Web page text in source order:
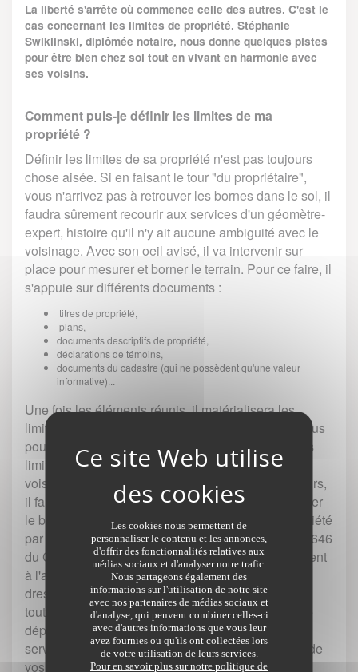
La liberté s'arrête où commence celle des autres. C'est le
cas concernant les limites de propriété. Stéphanie
Swiklinski, diplômée notaire, nous donne quelques pistes
pour être bien chez soi tout en vivant en harmonie avec
ses voisins.
Comment puis-je définir les limites de ma
propriété ?
Définir les limites de sa propriété n'est pas toujours
chose aisée. Si en faisant le tour "du propriétaire",
vous n'arrivez pas à retrouver les bornes dans le sol, il
faudra sûrement recourir aux services d'un géomètre-
expert, histoire qu'il n'y ait aucune ambiguité avec le
voisinage. Avec son oeil avisé, il va intervenir sur
place pour mesurer et borner le terrain. Pour ce faire, il
s'appuie sur différents documents :
titres de propriété,
plans,
documents descriptifs de propriété,
déclarations de témoins,
documents du cadastre (qui ne possèdent qu'une valeur
informative)...
Une fois les éléments réunis, il matérialisera les
limites de votre propriété en posant des bornes. Vous
pourrez ainsi clôturer votre terrain en respectant les
limites définies. L'idéal est de s'entendre avec le
voisin pour partager les frais de bornage. Par ailleurs,
il faut savoir que tout propriétaire est en droit d'exiger
le bornage de sa parcelle afin de délimiter sa propriété
par rapport aux propriétés voisines attenantes (art. 646
du Code civil). Cette délimitation se fait généralement
à l'amiable. Il suffit de s'adresser à un géomètre qui
dressera un procès-verbal de bornage signé par
toutes les parties concernées. Celui-ci sera ensuite
déposé chez le notaire en vue d'une publication au
service de la publicité foncière. Si un ou plusieurs de
vos voisins refusent de signer, vous n'aurez d'autre
Les cookies nous permettent de
personnaliser le contenu et les annonces,
d'offrir des fonctionnalités relatives aux
médias sociaux et d'analyser notre trafic.
Nous partageons également des
informations sur l'utilisation de notre site
avec nos partenaires de médias sociaux et
d'analyse, qui peuvent combiner celles-ci
avec d'autres informations que vous leur
avez fournies ou qu'ils ont collectées lors
de votre utilisation de leurs services.
Pour en savoir plus sur notre politique de